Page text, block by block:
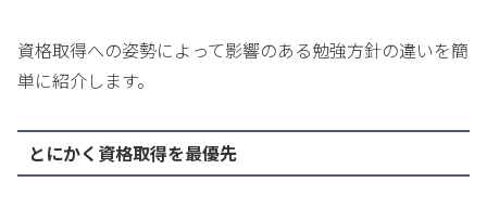
資格取得への姿勢によって影響のある勉強方針の違いを簡
単に紹介します。
とにかく資格取得を最優先